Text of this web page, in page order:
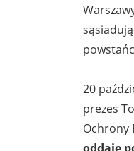
20
prezes
Ochrony